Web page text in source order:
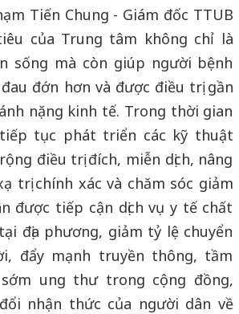
Tiến Chung - Giám đốc TTUB
của Trung tâm không chỉ là
sống mà còn giúp người bệnh
đớn hơn và được điều trị gần
nặng kinh tế. Trong thời gian
tục phát triển các kỹ thuật
điều trị đích, miễn dịch, nâng
trị chính xác và chăm sóc giảm
được tiếp cận dịch vụ y tế chất
địa phương, giảm tỷ lệ chuyển
đẩy mạnh truyền thông, tầm
ung thư trong cộng đồng,
nhận thức của người dân về